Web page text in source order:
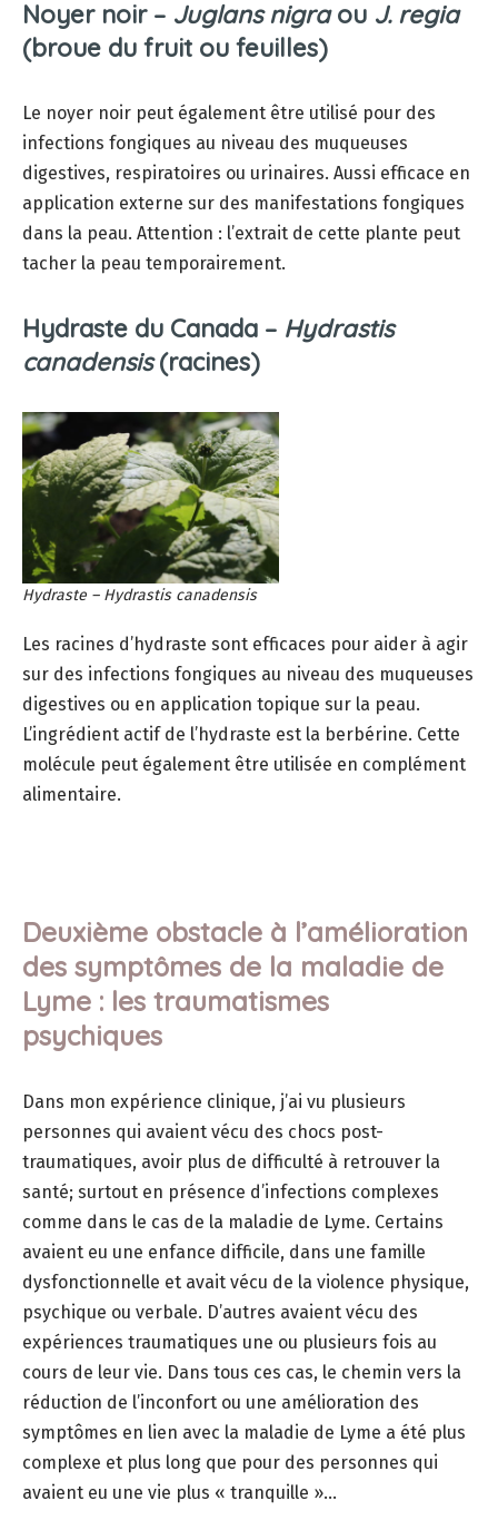
Noyer noir – Juglans nigraou J. regia
(broue du fruit ou feuilles)
Le noyer noir peut également être utilisé pour des
infections fongiques au niveau des muqueuses
digestives, respiratoires ou urinaires. Aussi efficace en
application externe sur des manifestations fongiques
dans la peau. Attention : l’extrait de cette plante peut
tacher la peau temporairement.
Hydraste du Canada – Hydrastis
canadensis(racines)
Hydraste – Hydrastis canadensis
Les racines d’hydraste sont efficaces pour aider à agir
sur des infections fongiques au niveau des muqueuses
digestives ou en application topique sur la peau.
L’ingrédient actif de l’hydraste est la berbérine. Cette
molécule peut également être utilisée en complément
alimentaire.
Deuxième obstacle à l’amélioration
des symptômes de la maladie de
Lyme : les traumatismes
psychiques
Dans mon expérience clinique, j’ai vu plusieurs
personnes qui avaient vécu des chocs post-
traumatiques, avoir plus de difficulté à retrouver la
santé; surtout en présence d’infections complexes
comme dans le cas de la maladie de Lyme. Certains
avaient eu une enfance difficile, dans une famille
dysfonctionnelle et avait vécu de la violence physique,
psychique ou verbale. D’autres avaient vécu des
expériences traumatiques une ou plusieurs fois au
cours de leur vie. Dans tous ces cas, le chemin vers la
réduction de l’inconfort ou une amélioration des
symptômes en lien avec la maladie de Lyme a été plus
complexe et plus long que pour des personnes qui
avaient eu une vie plus « tranquille »…